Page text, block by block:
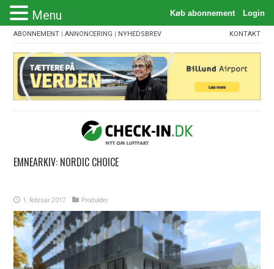
ABONNEMENT |ANNONCERING | NYHEDSBREV KONTAKT
EMNEARKIV: NORDIC CHOICE
1. februar 2017 Produkter
Menu